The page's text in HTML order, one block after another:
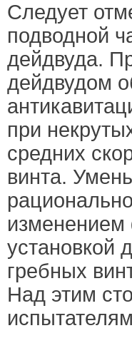
Следует
подводной
дейдвуда.
дейдвудом
при
средних
винта.
установкой
гребных
Над этим